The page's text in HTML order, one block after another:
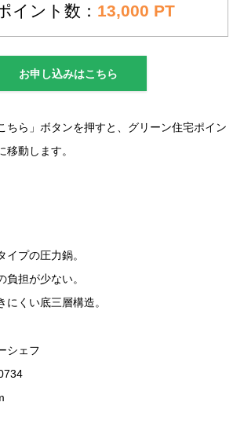
イント数： 13,000 PT
お申し込みはこちら
ちら」ボタンを押すと、グリーン住宅ポイン
移動します。
イプの圧力鍋。
負担が少ない。
にくい底三層構造。
シェフ